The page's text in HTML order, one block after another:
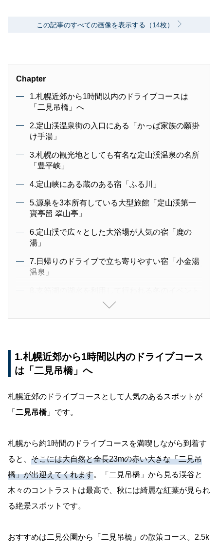
この記事のすべての画像を表示する（14枚）
Chapter
1.札幌近郊から1時間以内のドライブコースは
「二見吊橋」へ
2.定山渓温泉街の入口にある「かっぱ家族の願掛
け手湯」
3.札幌の観光地としても有名な定山渓温泉の名所
「豊平峡」
4.定山峡にある蔵のある宿「ふる川」
5.源泉を3本所有している大型旅館「定山渓第一
寶亭留 翠山亭」
6.定山渓で広々とした大浴場が人気の宿「鹿の
湯」
7.日帰りのドライブで立ち寄りやすい宿「小金湯
温泉」
「支笏湖氷濤まつり」
9.定山渓の人気ランチ「ONSEN食堂」
1.札幌近郊から1時間以内のドライブコース
は「二見吊橋」へ
札幌近郊のドライブコースとして人気のあるスポットが
「 二見吊橋」です。
札幌から約1時間のドライブコースを満喫しながら到着す
ると、 そこには大自然と全長23mの赤い大きな「二見吊
橋」が出迎えてくれます。「二見吊橋」から見る渓谷と
木々のコントラストは最高で、秋には綺麗な紅葉が見られ
る絶景スポットです。
おすすめは二見公園から「二見吊橋」の散策コース。2.5k